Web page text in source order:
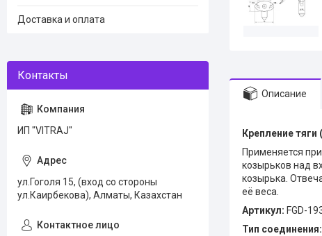
Описание
Крепление тяги
Применяется
козырьков над
козырька.
её веса.
Артикул: FGD-
Тип соединения:
Доставка и оплата
ИП "VITRAJ"
ул.Гоголя 15, (вход со стороны
ул.Каирбекова), Алматы, Казахстан